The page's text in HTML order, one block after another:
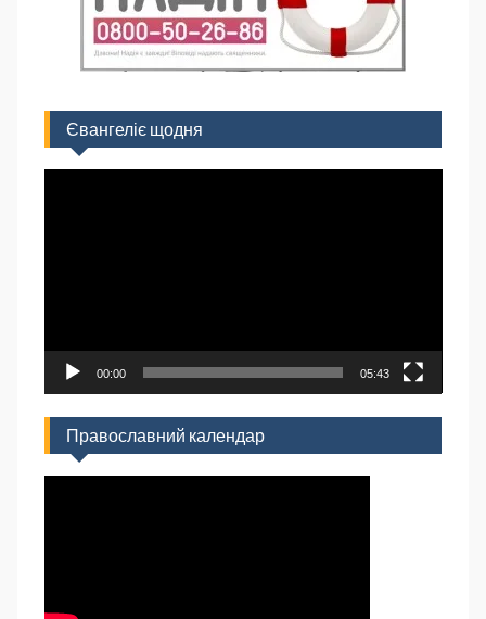
Євангеліє щодня
00:00 05:43
Православний календар